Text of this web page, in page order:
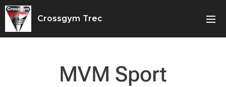
Crossgym Trec
MVM Sport